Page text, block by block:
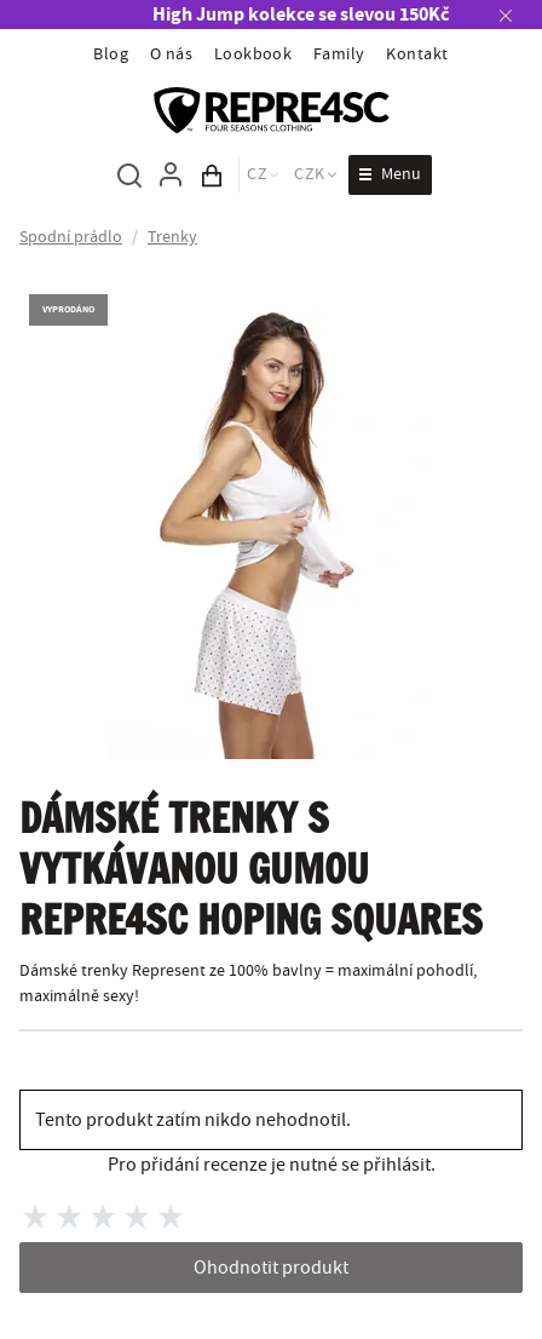
High Jump kolekce se slevou 150Kč
Blog O nás Lookbook Family Kontakt
Obsah košíku
CZ CZK Menu
Spodní prádlo / Trenky
VYPRODÁNO
DÁMSKÉ TRENKY S
VYTKÁVANOU GUMOU
REPRE4SC HOPING SQUARES
Dámské trenky Represent ze 100% bavlny = maximální pohodlí,
maximálně sexy!
Tento produkt zatím nikdo nehodnotil.
Pro přidání recenze je nutné se přihlásit.
Ohodnotit produkt